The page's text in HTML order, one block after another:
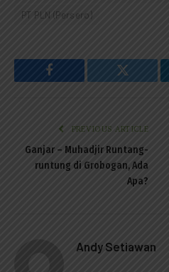
PT PLN (Persero)
Facebook Twitter
PREVIOUS ARTICLE
Ganjar – Muhadjir Runtang-
runtung di Grobogan, Ada
Apa?
Andy Setiawan